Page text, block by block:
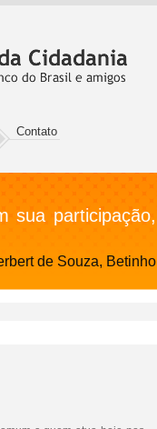
Contato
sua participação,
de Souza, Betinho